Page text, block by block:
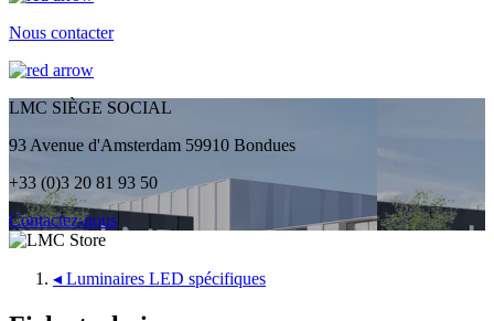
Nous contacter
LMC SIÈGE SOCIAL
93 Avenue d'Amsterdam 59910 Bondues
+33 (0)3 20 81 93 50
Contactez-nous
◂ Luminaires LED spécifiques